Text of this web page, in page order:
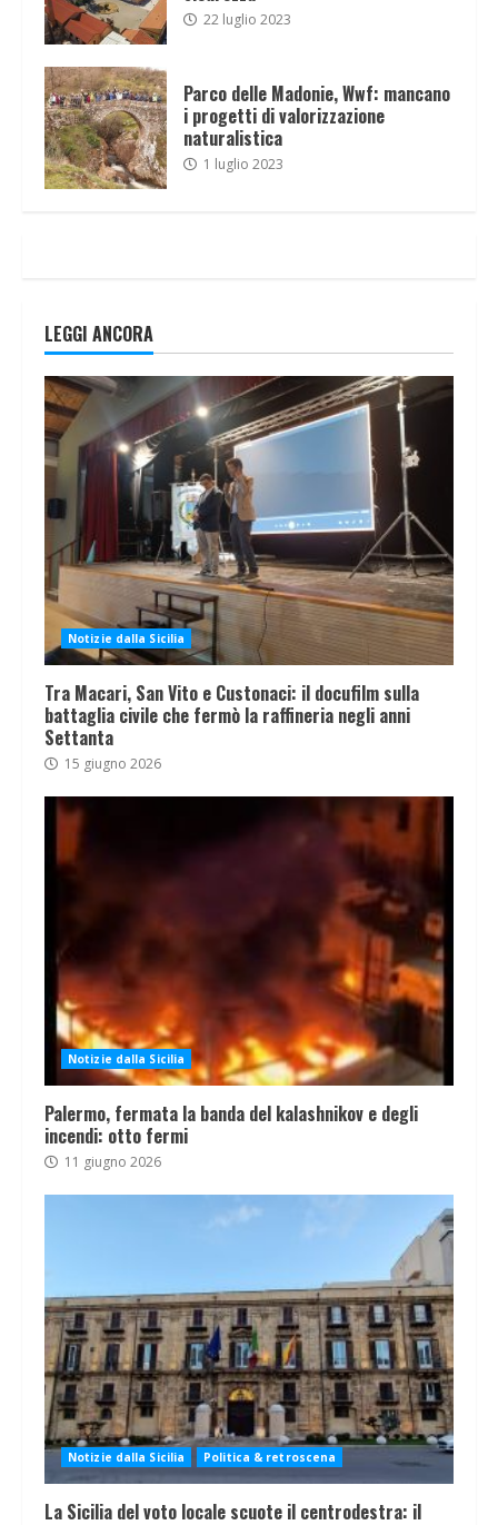
22 luglio 2023
Parco delle Madonie, Wwf: mancano
i progetti di valorizzazione
naturalistica
1 luglio 2023
LEGGI ANCORA
Notizie dalla Sicilia
Tra Macari, San Vito e Custonaci: il docufilm sulla
battaglia civile che fermò la raffineria negli anni
Settanta
15 giugno 2026
Notizie dalla Sicilia
Palermo, fermata la banda del kalashnikov e degli
incendi: otto fermi
11 giugno 2026
Notizie dalla Sicilia Politica & retroscena
La Sicilia del voto locale scuote il centrodestra: il